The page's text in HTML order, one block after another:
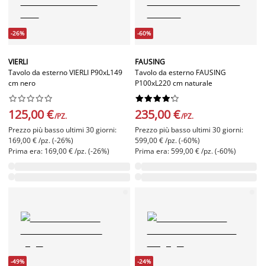
-26%
VIERLI
Tavolo da esterno VIERLI P90xL149
cm nero






125,00 €/PZ.
Prezzo più basso ultimi 30 giorni:
169,00 € /pz. (-26%)
Prima era: 169,00 € /pz. (-26%)
-60%
FAUSING
Tavolo da esterno FAUSING
P100xL220 cm naturale






235,00 €/PZ.
Prezzo più basso ultimi 30 giorni:
599,00 € /pz. (-60%)
Prima era: 599,00 € /pz. (-60%)
-49% -24%